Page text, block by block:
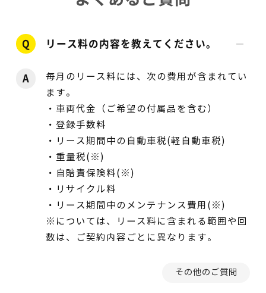
Q リース料の内容を教えてください。
A
毎月のリース料には、次の費用が含まれてい
ます。
・車両代金（ご希望の付属品を含む）
・登録手数料
・リース期間中の自動車税(軽自動車税)
・重量税(※)
・自賠責保険料(※)
・リサイクル料
・リース期間中のメンテナンス費用(※)
※については、リース料に含まれる範囲や回
数は、ご契約内容ごとに異なります。
その他のご質問